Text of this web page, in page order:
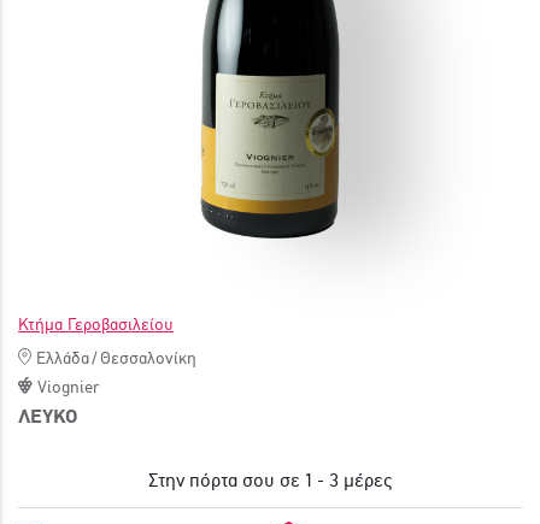
Κτήμα Γεροβασιλείου
Ελλάδα/Θεσσαλονίκη
Viognier
ΛΕΥΚΟ
Στην πόρτα σου σε 1 - 3 μέρες